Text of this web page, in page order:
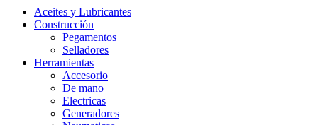
Aceites y Lubricantes
Construcción
Pegamentos
Selladores
Herramientas
Accesorio
De mano
Electricas
Generadores